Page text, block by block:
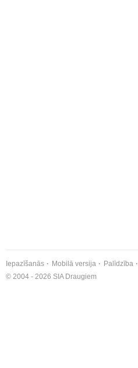
Iepazīšanās Mobilā versija Palīdzība
© 2004 - 2026 SIA Draugiem